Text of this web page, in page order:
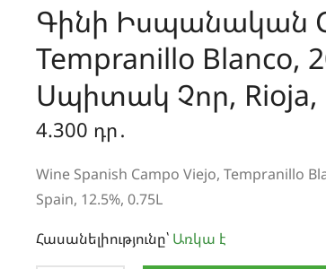
Գինի Իսպանական
Tempranillo Blanco,
Սպիտակ Չոր, Rioja,
4.300 դր․
Wine Spanish Campo Viejo, Tempranillo
Spain, 12.5%, 0.75L
Հասանելիությունը՝ Առկա է